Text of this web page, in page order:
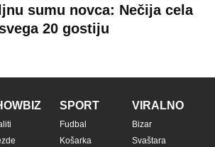
sumu novca: Nečija cela
20 gostiju
SPORT
Fudbal
Košarka
VIRALNO
Bizar
Svaštara